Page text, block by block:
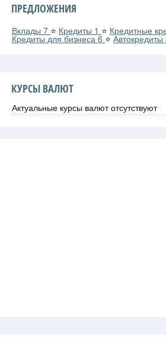
ПРЕДЛОЖЕНИЯ
Вклады 7 ⭐ Кредиты 1 ⭐ Кредитные
Кредиты для бизнеса 6 ⭐Автокредиты
КУРСЫ ВАЛЮТ
Актуальные курсы валют отсутствуют